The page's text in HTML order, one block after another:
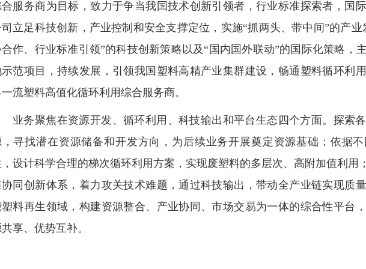
服务商为目标，致力于争当我国技术创新引领者，行业标准探索者，国际
立足科技创新，产业控制和安全支撑定位，实施“抓两头、带中间”的产
作、行业标准引领”的科技创新策略以及“国内国外联动”的国际化策略，
范项目，持续发展，引领我国塑料高精产业集群建设，畅通塑料循环利
流塑料高值化循环利用综合服务商。
业务聚焦在资源开发、循环利用、科技输出和平台生态四个方面。 探索
寻找潜在资源储备和开发方向，为后续业务开展奠定资源基础 ；依据
设计科学合理的梯次循环利用方案，实现废塑料的多层次、高附加值利用
同创新体系，着力攻关技术难题，通过科技输出，带动全产业链实现质
料再生领域，构建资源整合、产业协同、市场交易为一体的综合性平台
享、优势互补。